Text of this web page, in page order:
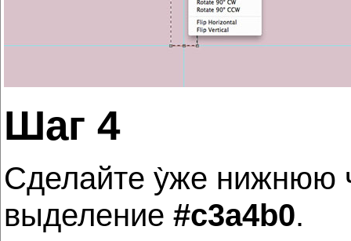
Шаг 4
Сделайте у̀же нижнюю
выделение #c3a4b0.